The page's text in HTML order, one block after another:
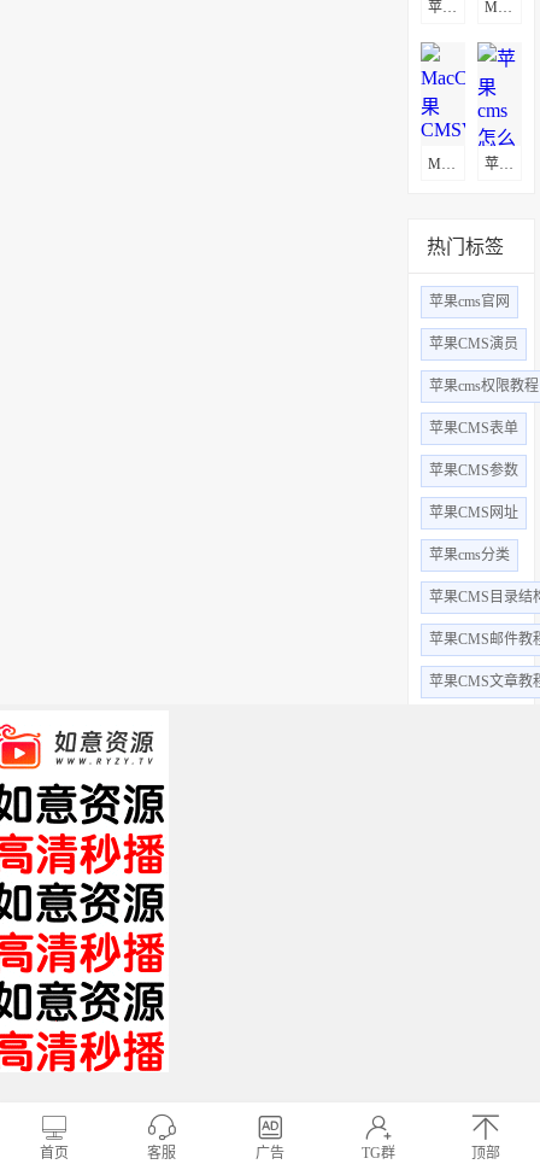
苹果cms怎么更换logo
热门标签
苹果cms官网
苹果CMS演员
苹果cms权限教程
苹果CMS表单
苹果CMS参数
苹果CMS网址
苹果cms分类
苹果CMS目录结
苹果CMS邮件教
苹果CMS文章教
关于我们 免责申明
Copyright © 2019 影视站长圈 www.yszzq.com 版权所有
首页 客服 广告 TG群 顶部